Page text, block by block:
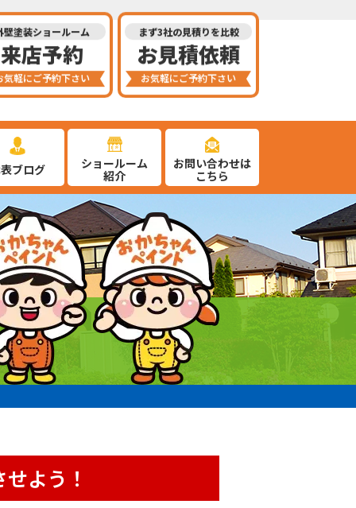
壁塗装ショールーム
来店予約
気軽にご予約下さい
まず3社の見積りを比較
お見積依頼
お気軽にご予約下さい
ブログ
ショールーム
紹介
お問い合わせは
こちら
よう！